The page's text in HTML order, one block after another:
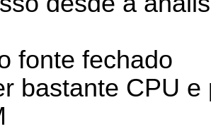
fonte fechado
bastante CPU